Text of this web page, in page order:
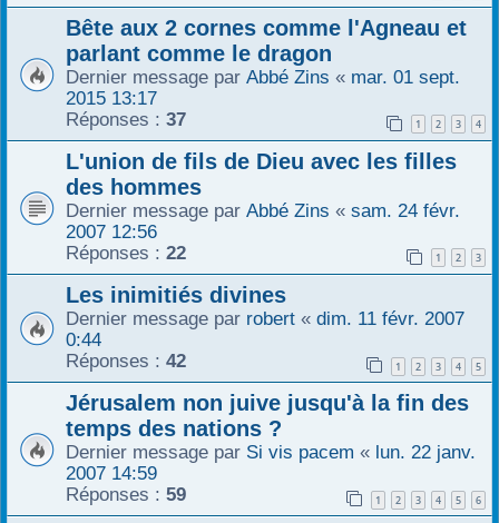
Bête aux 2 cornes comme l'Agneau et
parlant comme le dragon
Dernier message par Abbé Zins « mar. 01 sept.
2015 13:17
Réponses : 37 1 2 3 4
L'union de fils de Dieu avec les filles
des hommes
Dernier message par Abbé Zins « sam. 24 févr.
2007 12:56
Réponses : 22 1 2 3
Les inimitiés divines
Dernier message par robert « dim. 11 févr. 2007
0:44
Réponses : 42 1 2 3 4 5
Jérusalem non juive jusqu'à la fin des
temps des nations ?
Dernier message par Si vis pacem « lun. 22 janv.
2007 14:59
Réponses : 59 1 2 3 4 5 6